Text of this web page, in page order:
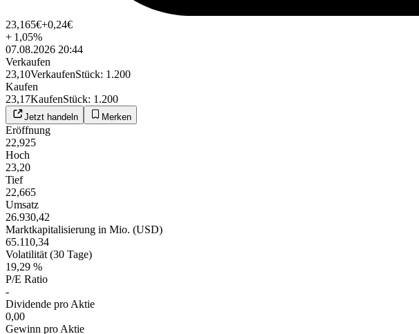
23,165€+0,24€
+ 1,05%
07.08.2026 20:44
Verkaufen
23,10VerkaufenStück: 1.200
Kaufen
23,17KaufenStück: 1.200
Jetzt handeln Merken
Eröffnung
22,925
Hoch
23,20
Tief
22,665
Umsatz
26.930,42
Marktkapitalisierung in Mio. (USD)
65.110,34
Volatilität (30 Tage)
19,29 %
P/E Ratio
-
Dividende pro Aktie
0,00
Gewinn pro Aktie